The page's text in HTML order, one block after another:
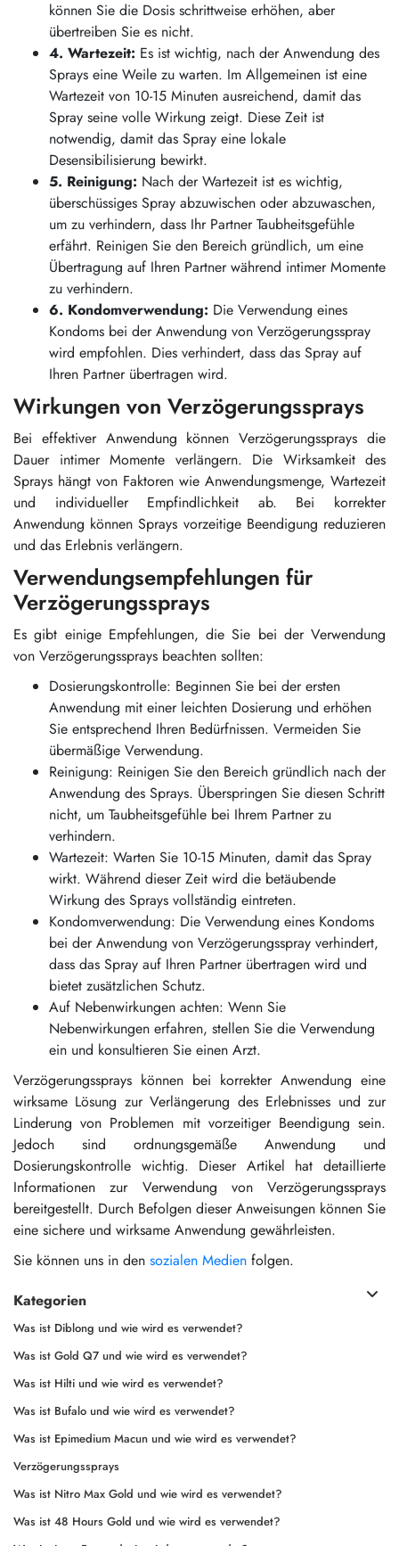
können Sie die Dosis schrittweise erhöhen, aber
übertreiben Sie es nicht.
4. Wartezeit: Es ist wichtig, nach der Anwendung des
Sprays eine Weile zu warten. Im Allgemeinen ist eine
Wartezeit von 10-15 Minuten ausreichend, damit das
Spray seine volle Wirkung zeigt. Diese Zeit ist
notwendig, damit das Spray eine lokale
Desensibilisierung bewirkt.
5. Reinigung: Nach der Wartezeit ist es wichtig,
überschüssiges Spray abzuwischen oder abzuwaschen,
um zu verhindern, dass Ihr Partner Taubheitsgefühle
erfährt. Reinigen Sie den Bereich gründlich, um eine
Übertragung auf Ihren Partner während intimer Momente
zu verhindern.
6. Kondomverwendung: Die Verwendung eines
Kondoms bei der Anwendung von Verzögerungsspray
wird empfohlen. Dies verhindert, dass das Spray auf
Ihren Partner übertragen wird.
Wirkungen von Verzögerungssprays
Bei effektiver Anwendung können Verzögerungssprays die
Dauer intimer Momente verlängern. Die Wirksamkeit des
Sprays hängt von Faktoren wie Anwendungsmenge, Wartezeit
und individueller Empfindlichkeit ab. Bei korrekter
Anwendung können Sprays vorzeitige Beendigung reduzieren
und das Erlebnis verlängern.
Verwendungsempfehlungen für
Verzögerungssprays
Es gibt einige Empfehlungen, die Sie bei der Verwendung
von Verzögerungssprays beachten sollten:
Dosierungskontrolle: Beginnen Sie bei der ersten
Anwendung mit einer leichten Dosierung und erhöhen
Sie entsprechend Ihren Bedürfnissen. Vermeiden Sie
übermäßige Verwendung.
Reinigung: Reinigen Sie den Bereich gründlich nach der
Anwendung des Sprays. Überspringen Sie diesen Schritt
nicht, um Taubheitsgefühle bei Ihrem Partner zu
verhindern.
Wartezeit: Warten Sie 10-15 Minuten, damit das Spray
wirkt. Während dieser Zeit wird die betäubende
Wirkung des Sprays vollständig eintreten.
Kondomverwendung: Die Verwendung eines Kondoms
bei der Anwendung von Verzögerungsspray verhindert,
dass das Spray auf Ihren Partner übertragen wird und
bietet zusätzlichen Schutz.
Auf Nebenwirkungen achten: Wenn Sie
Nebenwirkungen erfahren, stellen Sie die Verwendung
ein und konsultieren Sie einen Arzt.
Verzögerungssprays können bei korrekter Anwendung eine
wirksame Lösung zur Verlängerung des Erlebnisses und zur
Linderung von Problemen mit vorzeitiger Beendigung sein.
Jedoch sind ordnungsgemäße Anwendung und
Dosierungskontrolle wichtig. Dieser Artikel hat detaillierte
Informationen zur Verwendung von Verzögerungssprays
bereitgestellt. Durch Befolgen dieser Anweisungen können Sie
eine sichere und wirksame Anwendung gewährleisten.
Sie können uns in den sozialen Medien folgen.
Kategorien
Was ist Diblong und wie wird es verwendet?
Was ist Gold Q7 und wie wird es verwendet?
Was ist Hilti und wie wird es verwendet?
Was ist Bufalo und wie wird es verwendet?
Was ist Epimedium Macun und wie wird es verwendet?
Verzögerungssprays
Was ist Nitro Max Gold und wie wird es verwendet?
Was ist 48 Hours Gold und wie wird es verwendet?